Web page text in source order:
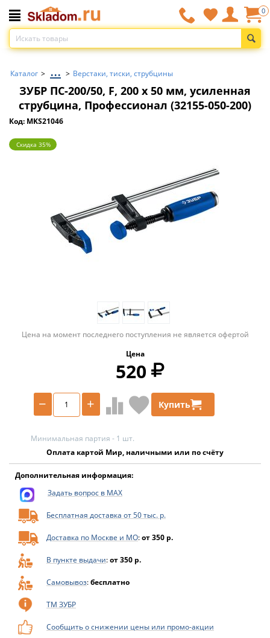
0
Каталог > ... > Верстаки, тиски, струбцины
ЗУБР ПС-200/50, F, 200 х 50 мм, усиленная
струбцина, Профессионал (32155-050-200)
Код: MKS21046
Скидка 35%
Цена на момент последнего поступления не является офертой
Цена
520
+
− Купить
Минимальная партия - 1 шт.
Оплата картой Мир, наличными или по счёту
Дополнительная информация:
Задать вопрос в MAX
Бесплатная доставка от 50 тыс. р.
Доставка по Москве и МО:от 350 р.
В пункте выдачи:от 350 р.
Самовывоз:бесплатно
ТМ ЗУБР
Сообщить о снижении цены или промо-акции